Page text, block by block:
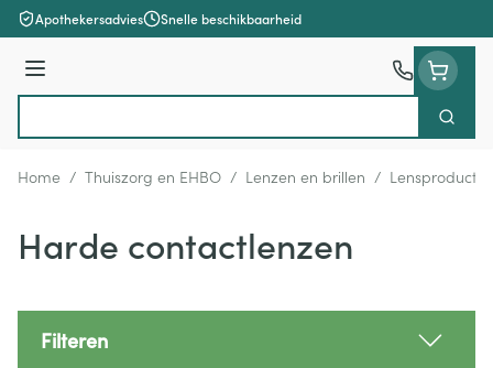
Ga naar de inhoud
Apothekersadvies Snelle beschikbaarheid
Menu
Zoek
Home / Thuiszorg en EHBO / Lenzen en brillen / Lensproducten
Harde contactlenzen
Filteren